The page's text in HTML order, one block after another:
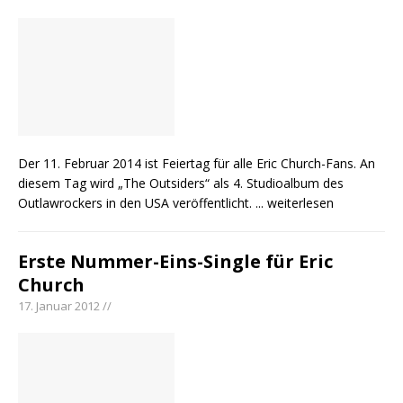
Der 11. Februar 2014 ist Feiertag für alle Eric Church-Fans. An
diesem Tag wird „The Outsiders“ als 4. Studioalbum des
Outlawrockers in den USA veröffentlicht. ... weiterlesen
Erste Nummer-Eins-Single für Eric
Church
17. Januar 2012 //